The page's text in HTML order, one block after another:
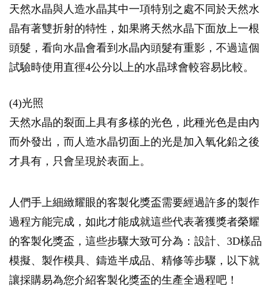
天然水晶與人造水晶其中一項特別之處不同於天然水
晶有著雙折射的特性，如果將天然水晶下面放上一根
頭髮，看向水晶會看到水晶內頭髮有重影，不過這個
試驗時使用直徑4公分以上的水晶球會較容易比較。
(4)光照
天然水晶的裂面上具有多樣的光色，此種光色是由內
而外發出，而人造水晶切面上的光是加入氧化鉛之後
才具有，只會呈現於表面上。
人們手上細緻耀眼的客製化獎盃需要經過許多的製作
過程方能完成，如此才能成就這些代表著獲獎者榮耀
的客製化獎盃，這些步驟大致可分為：設計、3D樣品
模擬、製作模具、鑄造半成品、精修等步驟，以下就
讓採購易為您介紹客製化獎盃的生產全過程吧！